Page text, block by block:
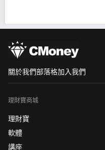
關於我們部落格加入我們
理財寶商城
理財寶
軟體
講座